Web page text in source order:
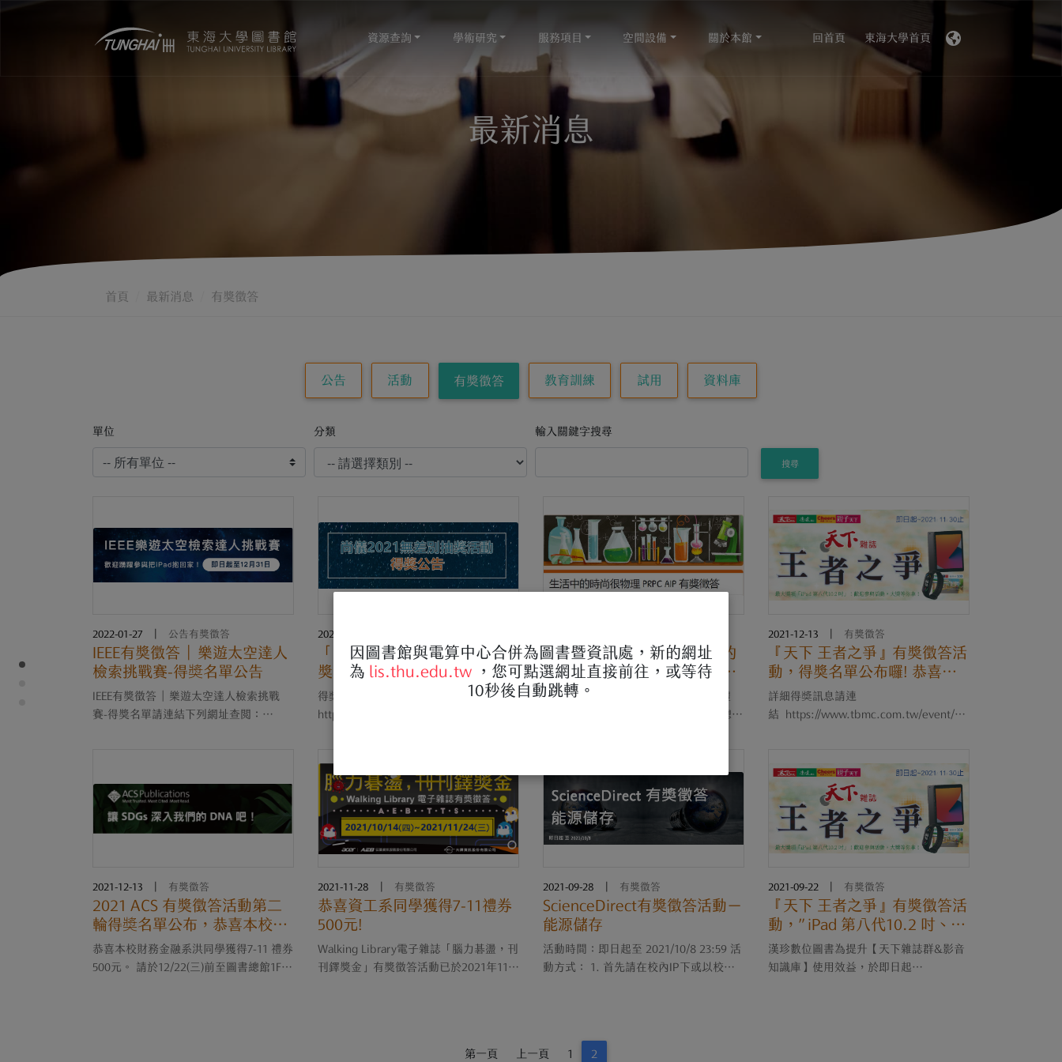
資源查詢 學術研究 服務項目 空間設備 關於本館 回首頁 東海大學首頁
最新消息
首頁 最新消息 有獎徵答
公告 活動 有獎徵答 教育訓練 試用 資料庫
單位 分類 輸入關鍵字搜尋
搜尋
2022-01-27 公告有獎徵答
IEEE有獎徵答 | 樂遊太空達人
檢索挑戰賽-得奬名單公告
IEEE有獎徵答 | 樂遊太空達人檢索挑戰
賽-得獎名單請連結下列網址查閱：
也恭喜得奬的同
2022-01-12
「尚儀2021 OTT無差別視聽抽
獎活動」-得奬公告
得奬名單請點擊下方連結查閱：
https://event.sunnystudy.com.tw/OTT/A
得奬同學於111年1月25日(二)前至圖書總
館1F 資訊檢索區 參考諮詢台....
2021 物理推動中心-生活中的
時尚很物理 PRPC AIP 有獎徵
答活動，得奬名單公布。
恭喜本校社會工作系林同學獲得全聯禮
2021-12-13 有獎徵答
『天下 王者之爭』有獎徵答活
動，得獎名單公布囉! 恭喜本
校會計研究所同學獲得貳獎
「小米手環6」！
詳細得奬訊息請連
結 https://www.tbmc.com.tw/event/cw
2021-12-13 有獎徵答
2021 ACS 有獎徵答活動第二
輪得奬名單公布，恭喜本校財
務金融系洪同學獲得7-11 禮券
500元。
恭喜本校財務金融系洪同學獲得7-11 禮券
500元。 請於12/22(三)前至圖書總館1F資
2021-11-28 有獎徵答
恭喜資工系同學獲得7-11禮券
500元!
Walking Library電子雜誌「腦力碁盪，刊
刊鐸獎金」有獎徵答活動已於2021年11月
2021-09-28 有獎徵答
ScienceDirect有獎徵答活動－
能源儲存
活動時間：即日起至 2021/10/8 23:59 活
動方式： 1. 首先請在校內IP下或以校外
能源問....
2021-09-22 有獎徵答
『天下 王者之爭』有獎徵答活
動，”iPad 第八代10.2 吋、小
米手環 6...”等你拿!!!
漢珍數位圖書為提升【天下雜誌群&影音
知識庫】使用效益，於即日起
第一頁 上一頁 1 2
因圖書館與電算中心合併為圖書暨資訊處，新的網址
為 lis.thu.edu.tw ，您可點選網址直接前往，或等待
10秒後自動跳轉。